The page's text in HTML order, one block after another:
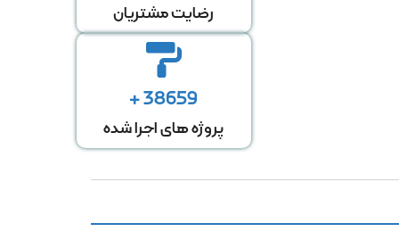
رضایت مشتریان
38659 +
پروژه های اجرا شده